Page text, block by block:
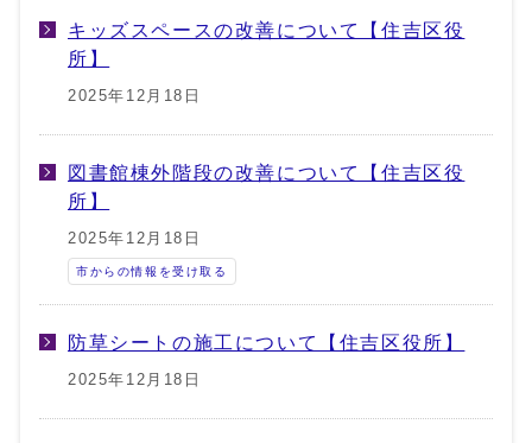
キッズスペースの改善について【住吉区役
所】
2025年12月18日
図書館棟外階段の改善について【住吉区役
所】
2025年12月18日
市からの情報を受け取る
防草シートの施工について【住吉区役所】
2025年12月18日